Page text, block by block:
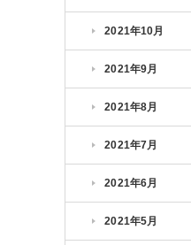
2021年10月
2021年9月
2021年8月
2021年7月
2021年6月
2021年5月